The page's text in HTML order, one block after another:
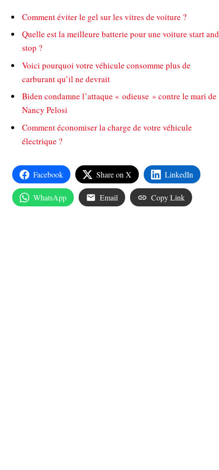
Comment éviter le gel sur les vitres de voiture ?
Quelle est la meilleure batterie pour une voiture start and
stop ?
Voici pourquoi votre véhicule consomme plus de
carburant qu’il ne devrait
Biden condamne l’attaque « odieuse » contre le mari de
Nancy Pelosi
Comment économiser la charge de votre véhicule
électrique ?
Facebook Share on X LinkedIn
WhatsApp Email Copy Link